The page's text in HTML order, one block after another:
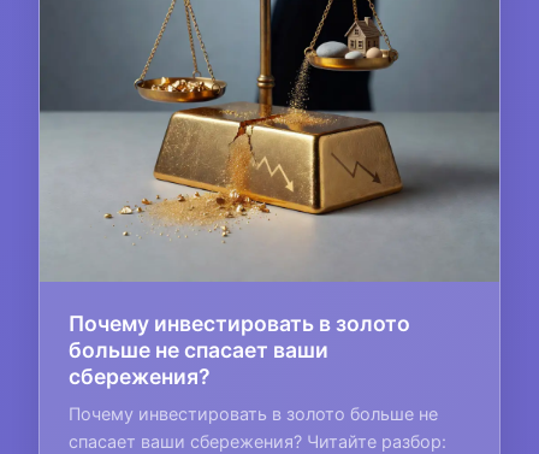
Почему инвестировать в золото
больше не спасает ваши
сбережения?
Почему инвестировать в золото больше не
спасает ваши сбережения? Читайте разбор: